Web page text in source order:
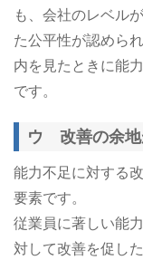
も、会社のレベル
た公平性が認めら
内を見たときに能
です。
ウ 改善の余地
能力不足に対する
要素です。
従業員に著しい能
対して改善を促し